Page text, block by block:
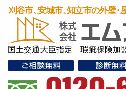
国土交通大臣指定 瑕疵保険加